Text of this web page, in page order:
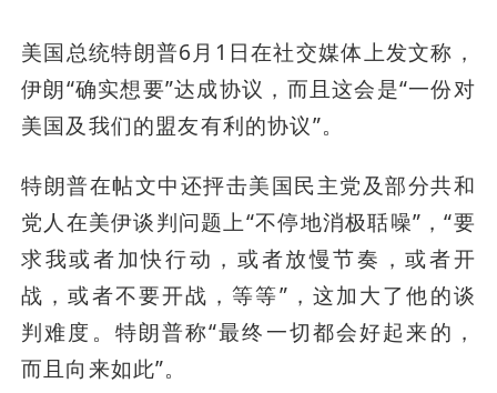
美国总统特朗普6月1日在社交媒体上发文称，
伊朗“确实想要”达成协议，而且这会是“一份对
美国及我们的盟友有利的协议”。
特朗普在帖文中还抨击美国民主党及部分共和
党人在美伊谈判问题上“不停地消极聒噪”，“要
求我或者加快行动，或者放慢节奏，或者开
战，或者不要开战，等等”，这加大了他的谈
判难度。特朗普称“最终一切都会好起来的，
而且向来如此”。